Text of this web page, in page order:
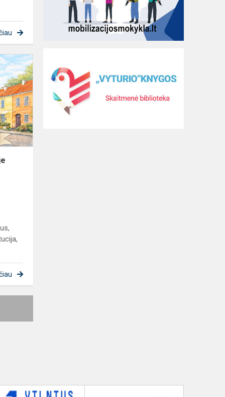
Vilniaus
Užupio
gimnazijoje
prasideda
integruotas
projektas...